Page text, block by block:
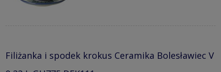
Filiżanka i spodek krokus Ceramika Bolesławiec V